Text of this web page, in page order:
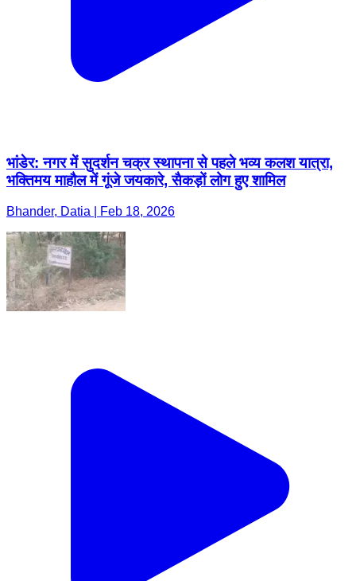
भांडेर: नगर में सुदर्शन चक्र स्थापना से पहले भव्य कलश यात्रा,
भक्तिमय माहौल में गूंजे जयकारे, सैकड़ों लोग हुए शामिल
Bhander, Datia | Feb 18, 2026